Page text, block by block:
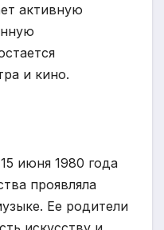
активную
и кино.
июня 1980 года
проявляла
Ее родители